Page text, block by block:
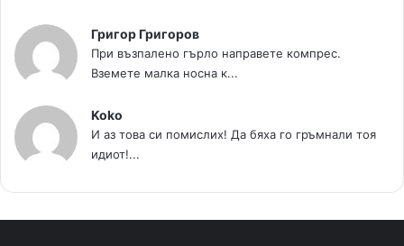
Григор Григоров
При възпалено гърло направете компрес.
Вземете малка носна к...
Koko
И аз това си помислих! Да бяха го гръмнали тоя
идиот!...